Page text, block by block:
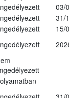
03/
31/
15/